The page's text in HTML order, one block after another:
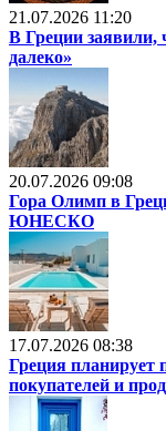
21.07.2026 11:20
В Греции заявили,
далеко»
20.07.2026 09:08
Гора Олимп в
ЮНЕСКО
17.07.2026 08:38
Греция планирует
покупателей и